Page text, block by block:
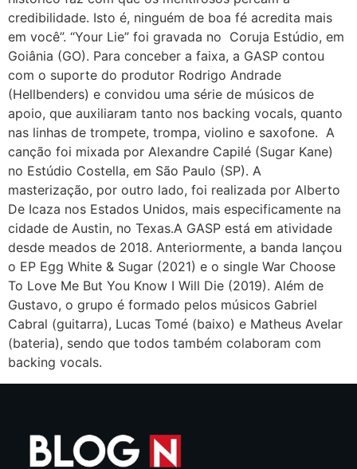
credibilidade. Isto é, ninguém de boa fé acredita mais
em você”. “Your Lie” foi gravada no Coruja Estúdio, em
Goiânia (GO). Para conceber a faixa, a GASP contou
com o suporte do produtor Rodrigo Andrade
(Hellbenders) e convidou uma série de músicos de
apoio, que auxiliaram tanto nos backing vocals, quanto
nas linhas de trompete, trompa, violino e saxofone. A
canção foi mixada por Alexandre Capilé (Sugar Kane)
no Estúdio Costella, em São Paulo (SP). A
masterização, por outro lado, foi realizada por Alberto
De Icaza nos Estados Unidos, mais especificamente na
cidade de Austin, no Texas.A GASP está em atividade
desde meados de 2018. Anteriormente, a banda lançou
o EP Egg White & Sugar (2021) e o single War Choose
To Love Me But You Know I Will Die (2019). Além de
Gustavo, o grupo é formado pelos músicos Gabriel
Cabral (guitarra), Lucas Tomé (baixo) e Matheus Avelar
(bateria), sendo que todos também colaboram com
backing vocals.